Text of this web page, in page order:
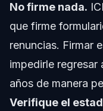
No firme nada.
que firme
renuncias. Firmar
impedirle regresar
años de manera
Verifique el